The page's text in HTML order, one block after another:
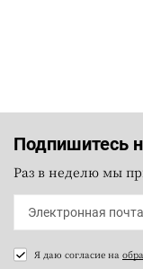
Подпишитесь
Раз в неделю мы
Я даю согласие на